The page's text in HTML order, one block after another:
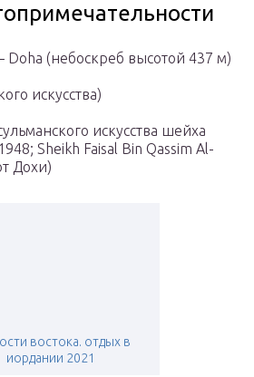
Doha (небоскреб высотой 437 м)
искусства)
искусства шейха
Sheikh Faisal Bin Qassim Al-
Дохи)
востока. отдых в
иордании 2021